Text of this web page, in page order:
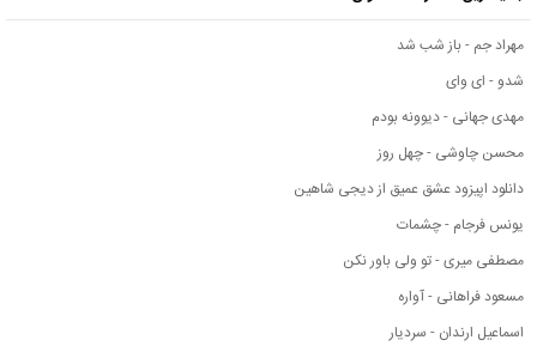
مهراد جم - باز شب شد
شدو - ای وای
مهدی جهانی - دیوونه بودم
محسن چاوشی - چهل روز
دانلود اپیزود عشق عمیق از دیجی شاهین
یونس فرجام - چشمات
مصطفی میری - تو ولی باور نکن
مسعود فراهانی - آواره
اسماعیل ارندان - سردیار